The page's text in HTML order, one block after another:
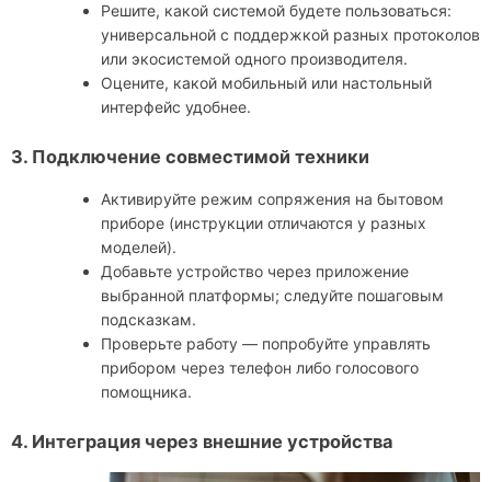
Решите, какой системой будете пользоваться:
универсальной с поддержкой разных протоколов
или экосистемой одного производителя.
Оцените, какой мобильный или настольный
интерфейс удобнее.
3. Подключение совместимой техники
Активируйте режим сопряжения на бытовом
приборе (инструкции отличаются у разных
моделей).
Добавьте устройство через приложение
выбранной платформы; следуйте пошаговым
подсказкам.
Проверьте работу — попробуйте управлять
прибором через телефон либо голосового
помощника.
4. Интеграция через внешние устройства